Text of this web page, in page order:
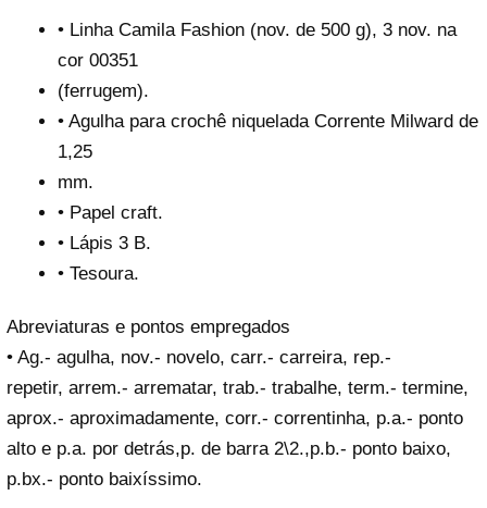
• Linha Camila Fashion (nov. de 500 g), 3 nov. na
cor 00351
(ferrugem).
• Agulha para crochê niquelada Corrente Milward de
1,25
mm.
• Papel craft.
• Lápis 3 B.
• Tesoura.
Abreviaturas e pontos empregados
• Ag.- agulha, nov.- novelo, carr.- carreira, rep.-
repetir, arrem.- arrematar, trab.- trabalhe, term.- termine,
aprox.- aproximadamente, corr.- correntinha, p.a.- ponto
alto e p.a. por detrás,p. de barra 2\2.,p.b.- ponto baixo,
p.bx.- ponto baixíssimo.